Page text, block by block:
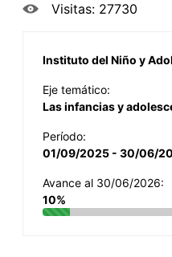
Visitas: 27730
Instituto del Niño y
Eje temático:
Las infancias y
Período:
01/09/2025 - 30/06/
Avance al 30/06/2026:
10%